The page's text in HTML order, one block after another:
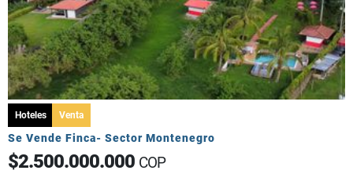
Hoteles Venta
Se Vende Finca- Sector Montenegro
$2.500.000.000 COP